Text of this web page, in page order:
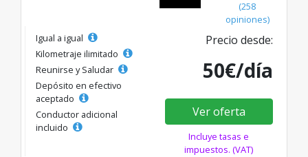
(258
opiniones)
Igual a igual
Kilometraje ilimitado
Reunirse y Saludar
Depósito en efectivo
aceptado
Conductor adicional
incluido
Precio desde:
50€/día
Ver oferta
Incluye tasas e
impuestos. (VAT)